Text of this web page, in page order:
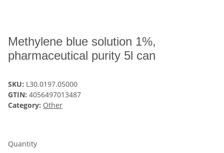
Methylene blue solution 1%,
pharmaceutical purity 5l can
SKU: L30.0197.05000
GTIN: 4056497013487
Category: Other
Quantity